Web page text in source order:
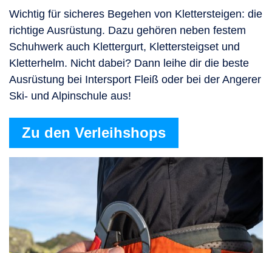
Wichtig für sicheres Begehen von Klettersteigen: die
richtige Ausrüstung. Dazu gehören neben festem
Schuhwerk auch Klettergurt, Klettersteigset und
Kletterhelm. Nicht dabei? Dann leihe dir die beste
Ausrüstung bei Intersport Fleiß oder bei der Angerer
Ski- und Alpinschule aus!
Zu den Verleihshops